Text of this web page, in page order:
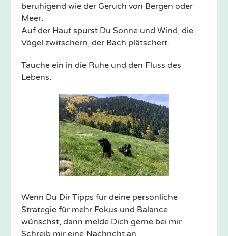
beruhigend wie der Geruch von Bergen oder
Meer.
Auf der Haut spürst Du Sonne und Wind, die
Vögel zwitschern, der Bach plätschert.
Tauche ein in die Ruhe und den Fluss des
Lebens.
Wenn Du Dir Tipps für deine persönliche
Strategie für mehr Fokus und Balance
wünschst, dann melde Dich gerne bei mir.